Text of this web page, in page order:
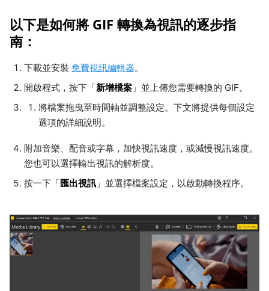
以下是如何將 GIF 轉換為視訊的逐步指
南：
下載並安裝 免費視訊編輯器。
開啟程式，按下「新增檔案 」並上傳您需要轉換的 GIF。
將檔案拖曳至時間軸並調整設定。下文將提供每個設定
選項的詳細說明。
附加音樂、配音或字幕，加快視訊速度，或減慢視訊速度。
您也可以選擇輸出視訊的解析度。
按一下「匯出視訊 」並選擇檔案設定，以啟動轉換程序。